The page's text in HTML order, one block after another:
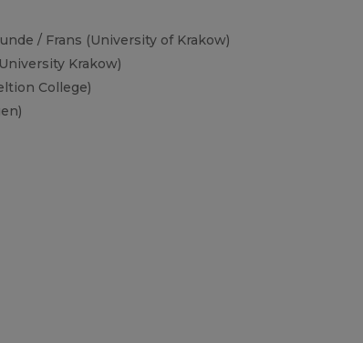
/ Frans (University of Krakow)
Krakow)
College)